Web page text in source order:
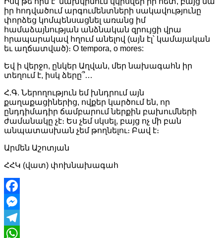
իր հոդվածում արգումենտների սակավությունը
փորձեց կոմպենսացնել առանց իմ
համաձայնության անձնական զրույցի վրա
հրապարակավ հղում անելով (այն էլ՝ կամայական
եւ աղճատված)։ O tempora, o mores:
Եվ ի վերջո, ընկեր Աղվան, մեր նախագահն իր
տեղում է, իսկ ձերը՞…
Հ.Գ. Ներողություն եմ խնդրում այն
քաղաքացիներից, ովքեր կարծում են, որ
ընդդիմադիր ճամբարում ներքին բախումների
ժամանակը չէ։ Ես չեմ սկսել, բայց ոչ մի բան
անպատասխան չեմ թողնելու։ Բավ է։
Արմեն Աշոտյան
ՀՀԿ (վատ) փոխնախագահ
Facebook
Messenger
Telegram